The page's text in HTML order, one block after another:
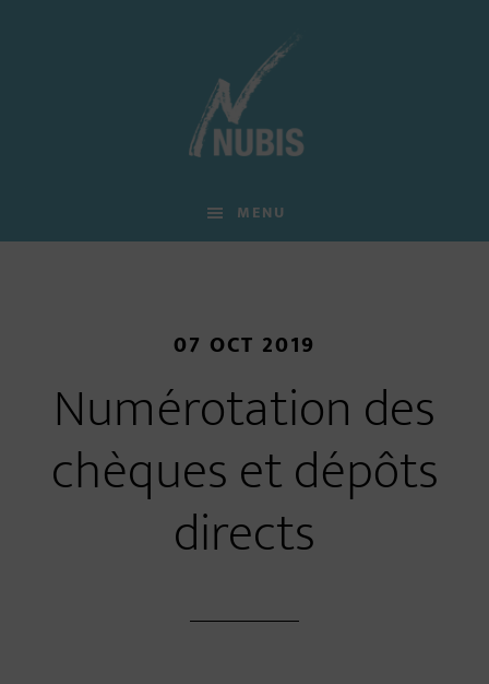
MENU
07 OCT 2019
Numérotation des
chèques et dépôts
directs